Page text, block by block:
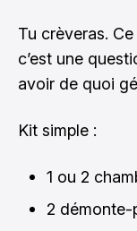
Tu crèveras.
c’est une
avoir de quoi
Kit simple :
1 ou 2
2 démonte-